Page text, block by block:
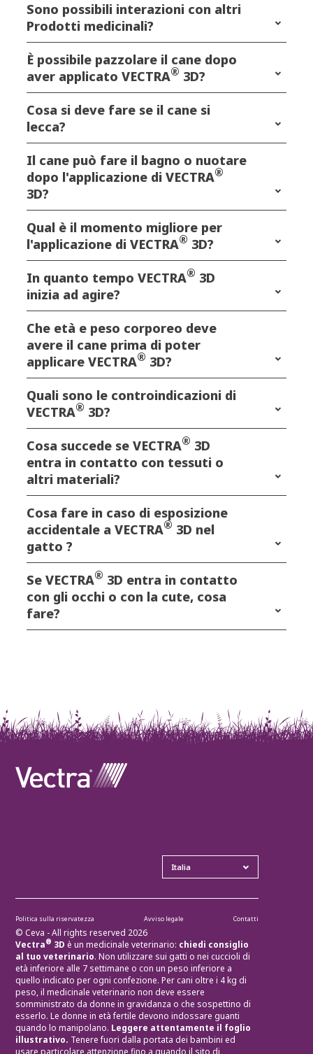
Sono possibili interazioni con altri
Prodotti medicinali?
È possibile pazzolare il cane dopo
aver applicato VECTRA® 3D?
Cosa si deve fare se il cane si
lecca?
Il cane può fare il bagno o nuotare
dopo l'applicazione di VECTRA®
3D?
Qual è il momento migliore per
l'applicazione di VECTRA® 3D?
In quanto tempo VECTRA® 3D
inizia ad agire?
Che età e peso corporeo deve
avere il cane prima di poter
applicare VECTRA® 3D?
Quali sono le controindicazioni di
VECTRA® 3D?
Cosa succede se VECTRA® 3D
entra in contatto con tessuti o
altri materiali?
Cosa fare in caso di esposizione
accidentale a VECTRA® 3D nel
gatto ?
Se VECTRA® 3D entra in contatto
con gli occhi o con la cute, cosa
fare?
Politica sulla riservatezza Avviso legale Contatti
© Ceva - All rights reserved 2026
Vectra® 3D è un medicinale veterinario: chiedi consiglio
al tuo veterinario. Non utilizzare sui gatti o nei cuccioli di
età inferiore alle 7 settimane o con un peso inferiore a
quello indicato per ogni confezione. Per cani oltre i 4 kg di
peso, il medicinale veterinario non deve essere
somministrato da donne in gravidanza o che sospettino di
esserlo. Le donne in età fertile devono indossare guanti
quando lo manipolano. Leggere attentamente il foglio
illustrativo. Tenere fuori dalla portata dei bambini ed